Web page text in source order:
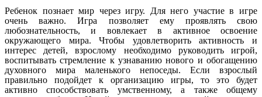
Ребенок познает мир через игру. Для него участие в игре
очень важно.Игра позволяет ему проявлять свою
любознательность, и вовлекает в активное освоение
окружающего мира. Чтобы удовлетворить активность и
интерес детей, взрослому необходимо руководить игрой,
воспитывать стремление к узнаванию нового и обогащению
духовного мира маленького непоседы. Если взрослый
правильно подойдет к организацию игры, то это будет
активно способствовать умственному, а также общему